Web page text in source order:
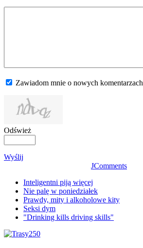
Zawiadom mnie o nowych komentarzach
Odśwież
Wyślij
JComments
Inteligentni piją więcej
Nie palę w poniedziałek
Prawdy, mity i alkoholowe kity
Seksi dym
"Drinking kills driving skills"